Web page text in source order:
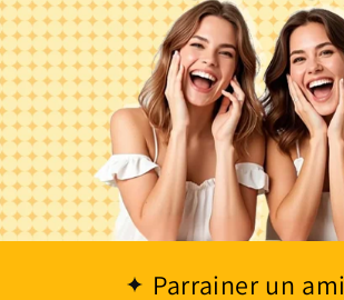
Parrainer un ami